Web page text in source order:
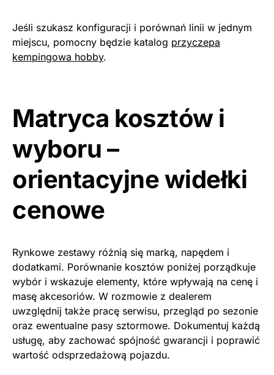
Jeśli szukasz konfiguracji i porównań linii w jednym
miejscu, pomocny będzie katalog przyczepa
kempingowa hobby.
Matryca kosztów i
wyboru –
orientacyjne widełki
cenowe
Rynkowe zestawy różnią się marką, napędem i
dodatkami. Porównanie kosztów poniżej porządkuje
wybór i wskazuje elementy, które wpływają na cenę i
masę akcesoriów. W rozmowie z dealerem
uwzględnij także pracę serwisu, przegląd po sezonie
oraz ewentualne pasy sztormowe. Dokumentuj każdą
usługę, aby zachować spójność gwarancji i poprawić
wartość odsprzedażową pojazdu.